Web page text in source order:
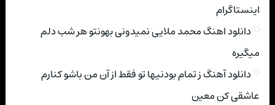
اینستاگرام
دانلود اهنگ محمد ملایی نمیدونی بهونتو هر شب دلم
میگیره
دانلود آهنگ ز تمام بودنیها تو فقط از آن من باشو کنارم
عاشقی کن معین